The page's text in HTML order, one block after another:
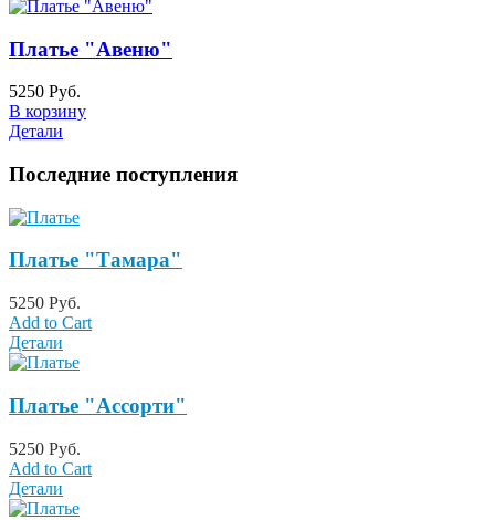
Платье "Авеню"
5250 Руб.
В корзину
Детали
Последние поступления
Платье "Тамара"
5250 Руб.
Add to Cart
Детали
Платье "Ассорти"
5250 Руб.
Add to Cart
Детали